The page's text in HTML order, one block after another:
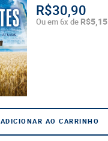
R$30,90
Ou em 6x de R$5,15
ADICIONAR AO CARRINHO